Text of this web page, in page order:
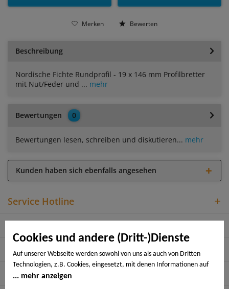
Cookies und andere (Dritt-)Dienste
Auf unserer Webseite werden sowohl von uns als auch von Dritten
Technologien, z.B. Cookies, eingesetzt, mit denen Informationen auf
Ihrem Endgerät gespeichert und/oder von Ihrem Endgerät abgerufen
mehr anzeigen
Merken Bewerten
Beschreibung
Nordische Fichte Rundprofil - 19 x 146 mm Profilbretter
mit Nut/Feder und ... mehr
Bewertungen 0
Bewertungen lesen, schreiben und diskutieren... mehr
Kunden haben sich ebenfalls angesehen
Service Hotline
Informationen
Rechtliches